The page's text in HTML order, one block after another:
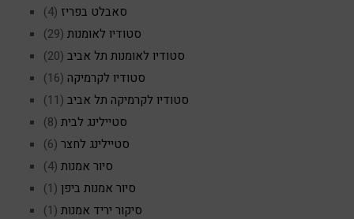
סאבלט בפריז (4)
סטודיו לאומנות (29)
סטודיו לאומנות תל אביב (20)
סטודיו לקרמיקה (16)
סטודיו לקרמיקה תל אביב (11)
סטיילינג לבית (8)
סטיילינג לחצר (6)
סיור אמנות (4)
סיור אמנות ביפן (1)
סיקור יריד אמנות (1)